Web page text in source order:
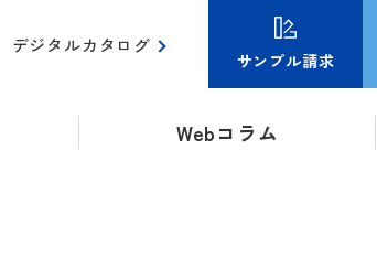
Webコラム
デジタルカタログ
サンプル請求